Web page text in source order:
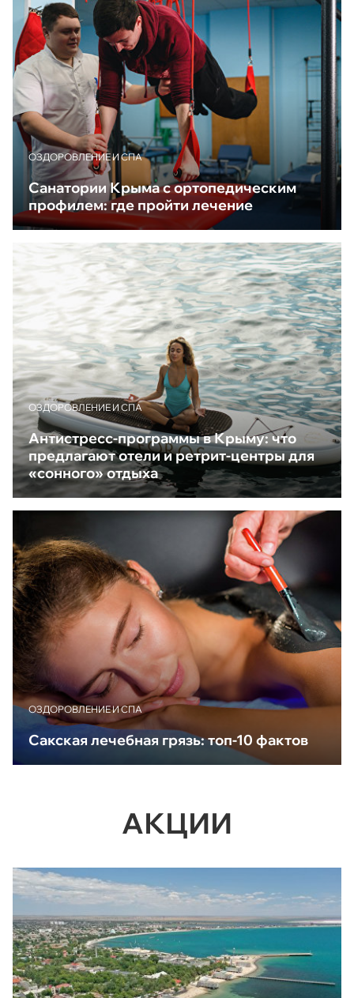
ОЗДОРОВЛЕНИЕ И СПА
Санатории Крыма с ортопедическим
профилем: где пройти лечение
ОЗДОРОВЛЕНИЕ И СПА
Антистресс-программы в Крыму: что
предлагают отели и ретрит-центры для
«сонного» отдыха
ОЗДОРОВЛЕНИЕ И СПА
Сакская лечебная грязь: топ-10 фактов
АКЦИИ